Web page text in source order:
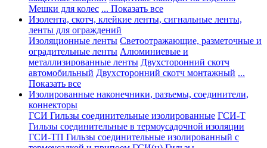
Мешки для колес ... Показать все
Изолента, скотч, клейкие ленты, сигнальные ленты,
ленты для ограждений
Изоляционные ленты Светоотражающие, разметочные и
оградительные ленты Алюминиевые и
металлизированные ленты Двухсторонний скотч
автомобильный Двухсторонний скотч монтажный ...
Показать все
Изолированные наконечники, разъемы, соединители,
коннекторы
ГСИ Гильзы соединительные изолированные ГСИ-Т
Гильзы соединительные в термоусадочной изоляции
ГСИ-ТП Гильзы соединительные изолированный с